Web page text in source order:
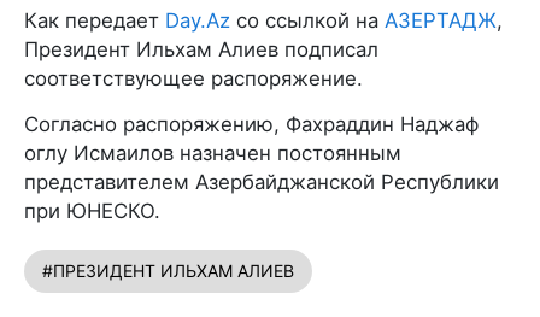
Как передает Day.Az со ссылкой на АЗЕРТАДЖ,
Президент Ильхам Алиев подписал
соответствующее распоряжение.
Согласно распоряжению, Фахраддин Наджаф
оглу Исмаилов назначен постоянным
представителем Азербайджанской Республики
при ЮНЕСКО.
#ПРЕЗИДЕНТ ИЛЬХАМ АЛИЕВ